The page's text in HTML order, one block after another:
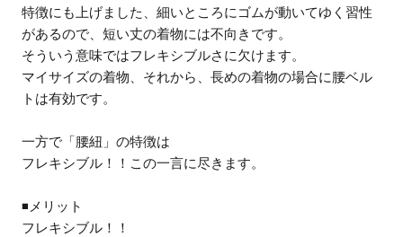
特徴にも上げました、細いところにゴムが動いてゆく習性
があるので、短い丈の着物には不向きです。
そういう意味ではフレキシブルさに欠けます。
マイサイズの着物、それから、長めの着物の場合に腰ベル
トは有効です。
一方で「腰紐」の特徴は
フレキシブル！！この一言に尽きます。
◾️メリット
フレキシブル！！